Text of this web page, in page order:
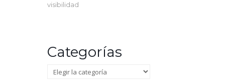
visibilidad
Categorías
Categorías